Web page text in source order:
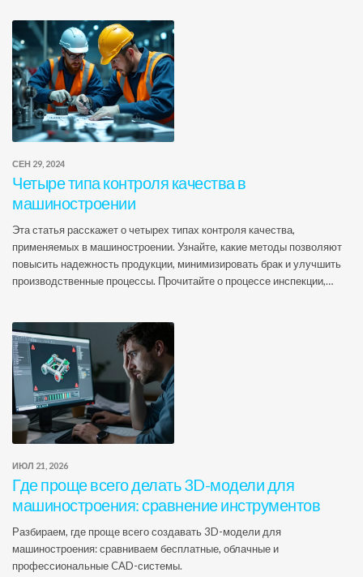
СЕН 29, 2024
Четыре типа контроля качества в
машиностроении
Эта статья расскажет о четырех типах контроля качества,
применяемых в машиностроении. Узнайте, какие методы позволяют
повысить надежность продукции, минимизировать брак и улучшить
производственные процессы. Прочитайте о процессе инспекции,
ИЮЛ 21, 2026
Где проще всего делать 3D-модели для
машиностроения: сравнение инструментов
Разбираем, где проще всего создавать 3D-модели для
машиностроения: сравниваем бесплатные, облачные и
профессиональные CAD-системы.